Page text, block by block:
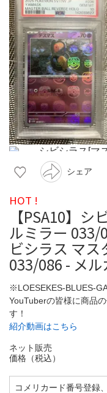
シェア
HOT !
【PSA10】
ルミラー 033/
ビシラス マ
033/086 - メル
※LOESEKES-BLUES-
YouTuberの皆様に商品
す！
紹介動画はこちら
ネット販売
価格（税込）
コメリカード番号登録